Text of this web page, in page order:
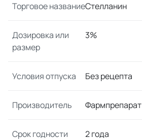
Торговое названиеСтелланин
Дозировка или
размер
3%
Условия отпуска Без рецепта
Производитель Фармпрепарат
Срок годности 2 года